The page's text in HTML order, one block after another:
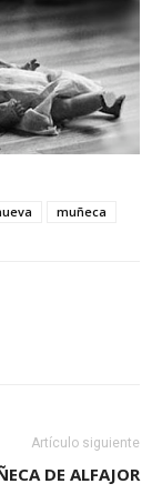
muñeca
Artículo siguiente
DE ALFAJOR